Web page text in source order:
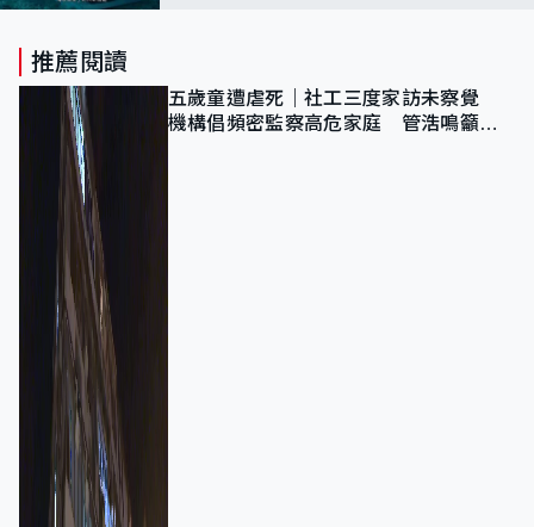
推薦閱讀
五歲童遭虐死｜社工三度家訪未察覺
機構倡頻密監察高危家庭 管浩鳴籲加